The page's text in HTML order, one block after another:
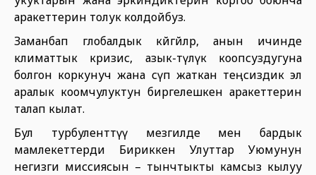
аракеттерин толук колдойбуз.
Заманбап глобалдык көйгөйлөр, анын ичинде
климаттык кризис, азык-түлүк коопсуздугуна
болгон коркунуч жана өсүп жаткан теңсиздик эл
аралык коомчулуктун биргелешкен аракеттерин
талап кылат.
Бул турбуленттүү мезгилде мен бардык
мамлекеттерди Бириккен Улуттар Уюмунун
негизги миссиясын – тынчтыкты камсыз кылуу